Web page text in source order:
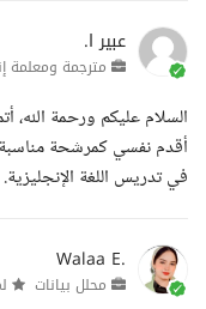
عبير ا.
مترجمة ومعلمة
السلام عليكم ورحمة
أقدم نفسي كمرشحة
في تدريس اللغة الإنجليزية.
Walaa E.
محلل بيانات